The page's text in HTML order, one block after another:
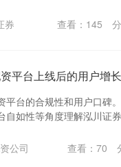
券 查看： 145
平台上线后的用户增
台的合规性和用户口碑
自如性等角度理解泓川证
公司 查看： 70